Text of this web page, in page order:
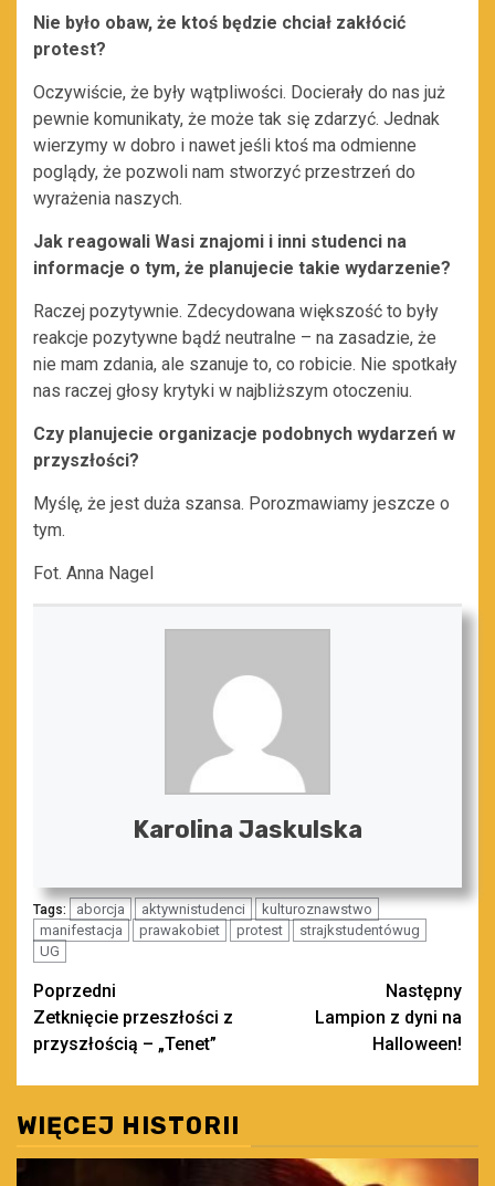
Nie było obaw, że ktoś będzie chciał zakłócić
protest?
Oczywiście, że były wątpliwości. Docierały do nas już
pewnie komunikaty, że może tak się zdarzyć. Jednak
wierzymy w dobro i nawet jeśli ktoś ma odmienne
poglądy, że pozwoli nam stworzyć przestrzeń do
wyrażenia naszych.
Jak reagowali Wasi znajomi i inni studenci na
informacje o tym, że planujecie takie wydarzenie?
Raczej pozytywnie. Zdecydowana większość to były
reakcje pozytywne bądź neutralne – na zasadzie, że
nie mam zdania, ale szanuje to, co robicie. Nie spotkały
nas raczej głosy krytyki w najbliższym otoczeniu.
Czy planujecie organizacje podobnych wydarzeń w
przyszłości?
Myślę, że jest duża szansa. Porozmawiamy jeszcze o
tym.
Fot. Anna Nagel
Karolina Jaskulska
Tags: aborcja aktywnistudenci
kulturoznawstwo
manifestacja
prawakobiet protest
strajkstudentówug
UG
Zobacz
wpisy
Poprzedni
Zetknięcie przeszłości z
przyszłością – „Tenet”
Następny
Lampion z dyni na
Halloween!
WIĘCEJ HISTORII